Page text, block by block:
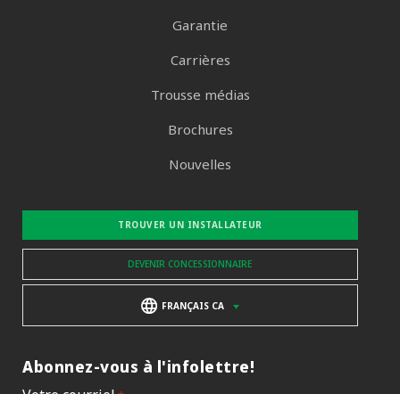
Garantie
Carrières
Trousse médias
Brochures
Nouvelles
TROUVER UN INSTALLATEUR
DEVENIR CONCESSIONNAIRE
FRANÇAIS CA
Abonnez-vous à l'infolettre!